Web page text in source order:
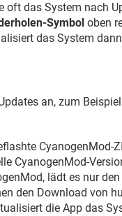
oft das System nach
Symbol oben
das System dann
an, zum Beispiel
CyanogenMod-
CyanogenMod-
lädt es nur den
den Download von
die App das